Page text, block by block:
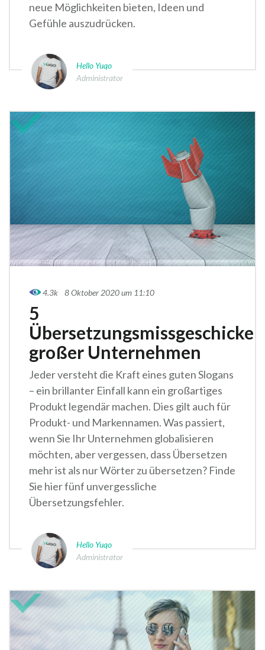
neue Möglichkeiten bieten, Ideen und
Gefühle auszudrücken.
Hello Yuqo
Administrator
4.3k 8 Oktober 2020 um 11:10
5
Übersetzungsmissgeschicke
großer Unternehmen
Jeder versteht die Kraft eines guten Slogans
– ein brillanter Einfall kann ein großartiges
Produkt legendär machen. Dies gilt auch für
Produkt- und Markennamen. Was passiert,
wenn Sie Ihr Unternehmen globalisieren
möchten, aber vergessen, dass Übersetzen
mehr ist als nur Wörter zu übersetzen? Finde
Sie hier fünf unvergessliche
Übersetzungsfehler.
Hello Yuqo
Administrator